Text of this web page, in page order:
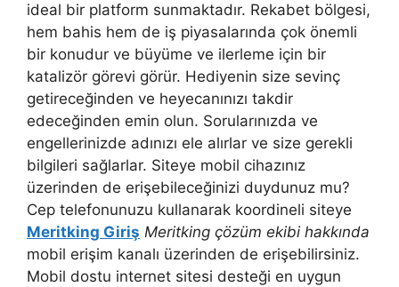
ideal bir platform sunmaktadır. Rekabet bölgesi,
hem bahis hem de iş piyasalarında çok önemli
bir konudur ve büyüme ve ilerleme için bir
katalizör görevi görür. Hediyenin size sevinç
getireceğinden ve heyecanınızı takdir
edeceğinden emin olun. Sorularınızda ve
engellerinizde adınızı ele alırlar ve size gerekli
bilgileri sağlarlar. Siteye mobil cihazınız
üzerinden de erişebileceğinizi duydunuz mu?
Cep telefonunuzu kullanarak koordineli siteye
Meritking Giriş Meritking çözüm ekibi hakkında
mobil erişim kanalı üzerinden de erişebilirsiniz.
Mobil dostu internet sitesi desteği en uygun